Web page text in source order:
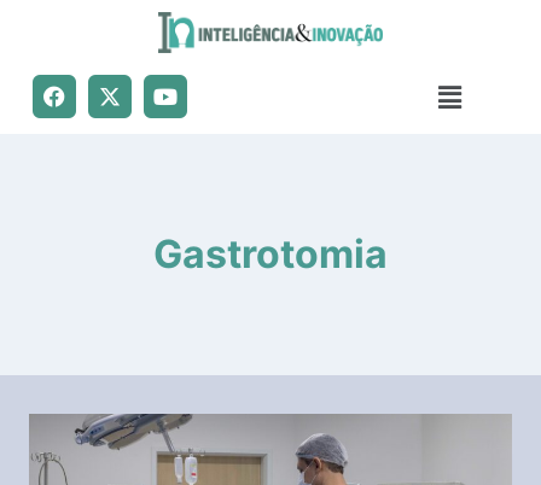
Gastrotomia